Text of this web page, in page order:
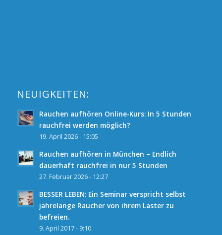
NEUIGKEITEN:
Rauchen aufhören Online-Kurs: In 5 Stunden
rauchfrei werden möglich?
19. April 2026 - 15:05
Rauchen aufhören in München – Endlich
dauerhaft rauchfrei in nur 5 Stunden
27. Februar 2026 - 12:27
BESSER LEBEN: Ein Seminar verspricht selbst
jahrelange Raucher von ihrem Laster zu
befreien.
9. April 2017 - 9:10